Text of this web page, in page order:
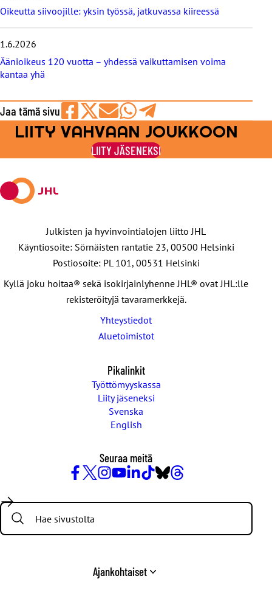
Oikeutta siivoojille: yksin työssä, jatkuvassa kiireessä
1.6.2026
Äänioikeus 120 vuotta – yhdessä vaikuttamisen voima
kantaa yhä
Jaa tämä sivu
Jaa
Facebookissa
Jaa
viestipalvelu
X:ssä
Jaa
sähköpostilla
Jaa
WhatsAppilla
Jaa
Telegramilla
LIITY VAHVAAN JOUKKOON
LIITY JÄSENEKSI
Julkisten ja hyvinvointialojen liitto JHL
Käyntiosoite: Sörnäisten rantatie 23, 00500 Helsinki
Postiosoite: PL 101, 00531 Helsinki
Kyllä joku hoitaa® sekä isokirjainlyhenne JHL® ovat JHL:lle
rekisteröityjä tavaramerkkejä.
Yhteystiedot
Aluetoimistot
Pikalinkit
Työttömyyskassa
Liity jäseneksi
Svenska
English
Seuraa meitä
/
Twitter
Search:
Ajankohtaiset